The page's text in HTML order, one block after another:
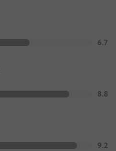
6.7
8.8
9.2